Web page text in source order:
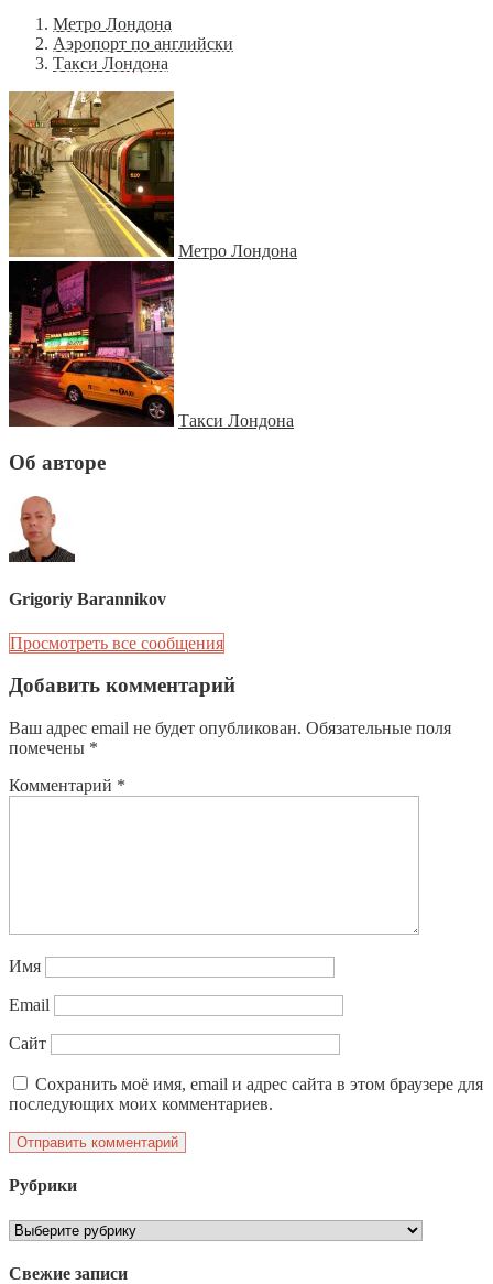
Метро Лондона
Аэропорт по английски
Такси Лондона
Метро Лондона
Такси Лондона
Об авторе
Grigoriy Barannikov
Просмотреть все сообщения
Добавить комментарий
Ваш адрес email не будет опубликован. Обязательные поля
помечены *
Комментарий *
Имя
Email
Сайт
Сохранить моё имя, email и адрес сайта в этом браузере для
последующих моих комментариев.
Рубрики
Рубрики
Свежие записи